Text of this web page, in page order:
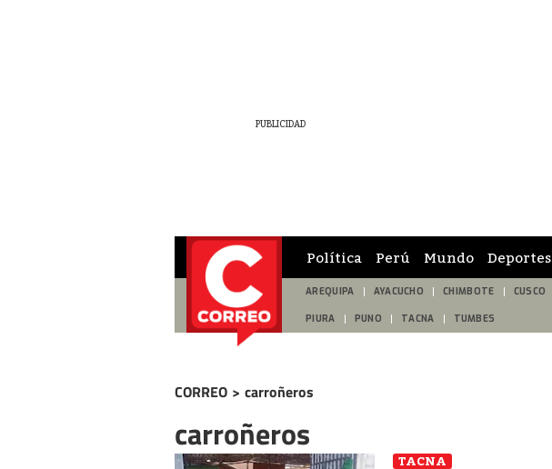
Política Perú Mundo Deportes
AREQUIPA AYACUCHO CHIMBOTE CUSCO
PIURA PUNO TACNA TUMBES
CORREO > carroñeros
carroñeros
TACNA